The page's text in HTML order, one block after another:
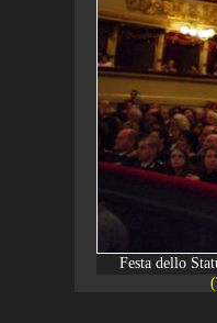
Festa dello